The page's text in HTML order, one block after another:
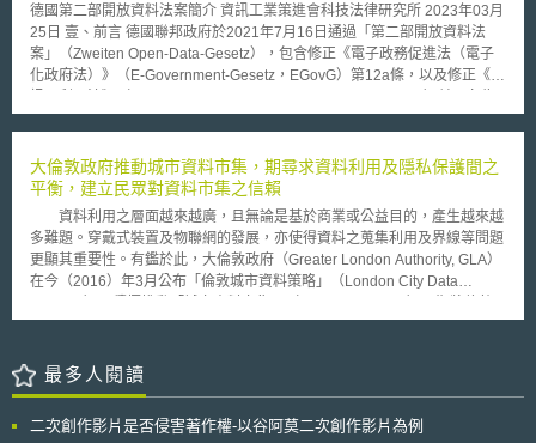
德國第二部開放資料法案簡介 資訊工業策進會科技法律研究所 2023年03月
25日 壹、前言 德國聯邦政府於2021年7月16日通過「第二部開放資料法
案」（Zweiten Open-Data-Gesetz），包含修正《電子政務促進法（電子
化政府法）》（E-Government-Gesetz，EGovG）第12a條，以及修正《資
《公部門資料使用法》（Datennutzungsgesetz - DNG），並於同年月23日
框架，改善資料提供、提高標準化及互通性的問題，以進一步提高資料之可
用性。另外，也為轉換歐盟於2019年6月修正《開放資料與公部門資訊再利
Public Sector Information Directive，下稱開放資料指令）[1]。 資料來源：
作者自繪 圖一 「德國第二部開放資料法案」立法沿革 以下分別介紹電子化
政府法第12a條及《公部門資料使用法》的修法內容： 貳、修法內容 一、
電子化政府法第12a條 2017年7月13日，德國在《電子化政府法》新增第
改稱標題為「聯邦開放資料授權命令」，課予聯邦政府之政府資料開放義務
（但仍未賦權民眾依據本法要求開放特定之政府資料）。以下簡介新舊規範
比較： （一）受規範主體範圍：所有聯邦機關 舊法限於「直接從屬於聯邦
大倫敦政府推動城市資料市集，期尋求資料利用及隱私保護間之
平衡，建立民眾對資料市集之信賴
資料利用之層面越來越廣，且無論是基於商業或公益目的，產生越來越
多難題。穿戴式裝置及物聯網的發展，亦使得資料之蒐集利用及界線等問題
更顯其重要性。有鑑於此，大倫敦政府（Greater London Authority, GLA）
在今（2016）年3月公布「倫敦城市資料策略」（London City Data
打造成世界首屈一指的智慧城市。 增加大眾對資料市集之信賴並減少
的歐盟資料保護規範（GDPR）外，英國國內有關「開放銀行」（open
banking）之新規範，以及已有能源及電信公司參與之MiData initiative等，
亦推動「倫敦資料交易」（London Data Exchange），大眾可利用此一機
最多人閱讀
二次創作影片是否侵害著作權-以谷阿莫二次創作影片為例